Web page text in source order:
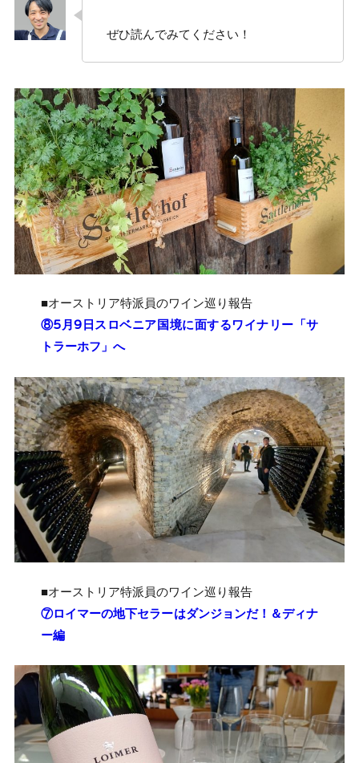
ぜひ読んでみてください！
■オーストリア特派員のワイン巡り報告
⑧5月9日スロベニア国境に面するワイナリー「サ
トラーホフ」へ
■オーストリア特派員のワイン巡り報告
⑦ロイマーの地下セラーはダンジョンだ！＆ディナ
ー編